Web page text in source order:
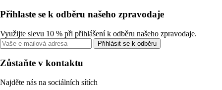
Přihlaste se k odběru našeho zpravodaje
Využijte slevu 10 % při přihlášení k odběru našeho zpravodaje.
Přihlásit se k odběru
Zůstaňte v kontaktu
Najděte nás na sociálních sítích